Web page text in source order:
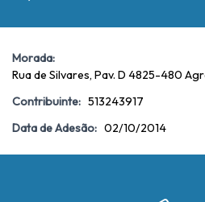
Morada:
Rua de Silvares, Pav. D 4825-480
Contribuinte: 513243917
Data de Adesão: 02/10/2014